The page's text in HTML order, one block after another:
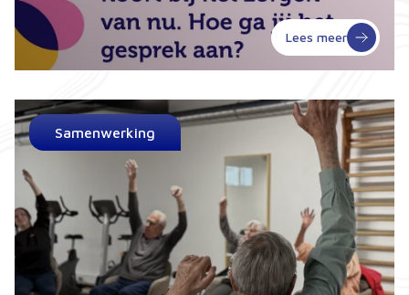
Lees meer
Samenwerking